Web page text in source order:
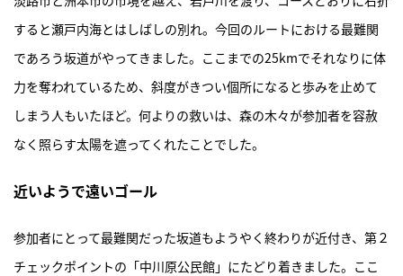
すると瀬戸内海とはしばしの別れ。今回のルートにおける最難関
であろう坂道がやってきました。ここまでの25kmでそれなりに体
力を奪われているため、斜度がきつい個所になると歩みを止めて
しまう人もいたほど。何よりの救いは、森の木々が参加者を容赦
なく照らす太陽を遮ってくれたことでした。
近いようで遠いゴール
参加者にとって最難関だった坂道もようやく終わりが近付き、第２
チェックポイントの「中川原公民館」にたどり着きました。ここ